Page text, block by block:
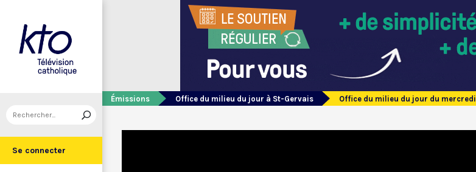
Se connecter
Émissions Office du milieu du jour à St-Gervais Office du milieu du jour du mercredi